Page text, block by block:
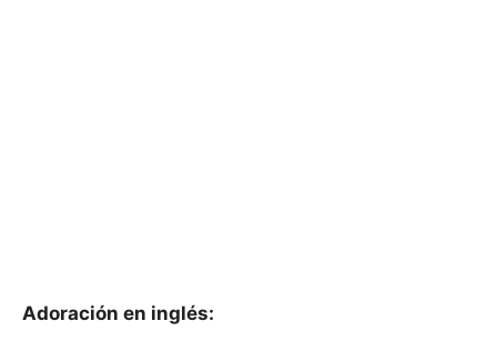
Adoración en inglés: